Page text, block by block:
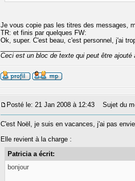
Je vous copie pas les titres des messages,
TR: et finis par quelques FW:
Ok, super. C'est beau, c'est personnel, j'ai
Ceci est un bloc de texte qui peut être
Posté le: 21 Jan 2008 à 12:43 Sujet du
C'est Noël, je suis en vacances, j'ai pas
Elle revient à la charge :
Patricia a écrit:
bonjour